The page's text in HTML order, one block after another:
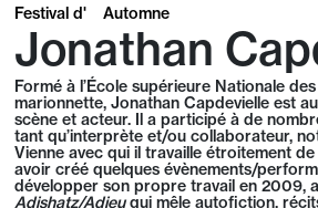
Festival d' Automne
Jonathan
Formé à l’École supérieure Nationale
marionnette, Jonathan Capdevielle est
scène et acteur. Il a participé à de
tant qu’interprète et/ou collaborateur,
Vienne avec qui il travaille étroitement
avoir créé quelques évènements/
développer son propre travail en 2009,
Adishatz/Adieuqui mêle autofiction,